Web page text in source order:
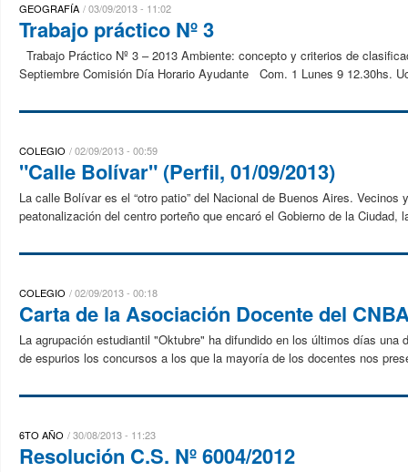
GEOGRAFÍA 03/09/2013 - 11:02
Trabajo práctico Nº 3
Trabajo Práctico Nº 3 – 2013 Ambiente: concepto y criterios de
Septiembre Comisión Día Horario Ayudante Com. 1 Lunes 9 12.30hs.
COLEGIO 02/09/2013 - 00:59
"Calle Bolívar" (Perfil, 01/09/2013)
La calle Bolívar es el “otro patio” del Nacional de Buenos Aires.
peatonalización del centro porteño que encaró el Gobierno de la Ciudad,
COLEGIO 02/09/2013 - 00:18
Carta de la Asociación Docente del
La agrupación estudiantil "Oktubre" ha difundido en los últimos días
de espurios los concursos a los que la mayoría de los docentes nos
6TO AÑO 30/08/2013 - 11:23
Resolución C.S. Nº 6004/2012